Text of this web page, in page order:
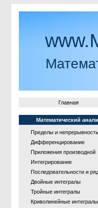
Главная
Математический
Пределы и непрерывность
Дифференцирование
Приложения производной
Интегрирование
Последовательности и
Двойные интегралы
Тройные интегралы
Криволинейные интегралы